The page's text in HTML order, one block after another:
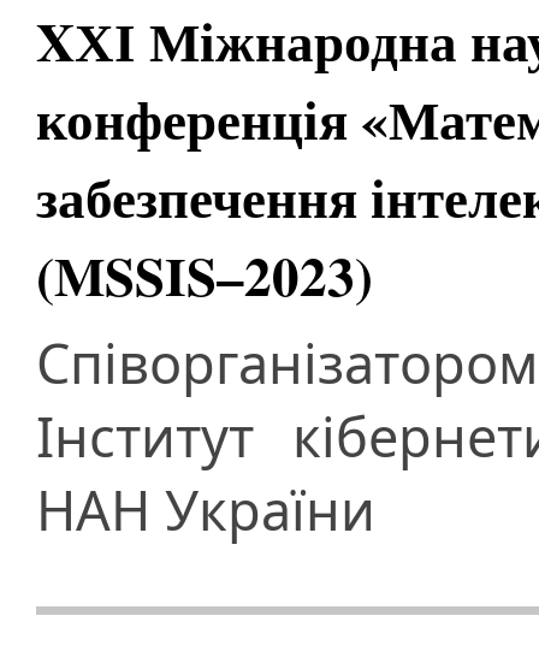
XХІ Міжнародна
конференція
забезпечення
(MSSIS–2023)
Інститут
НАН України